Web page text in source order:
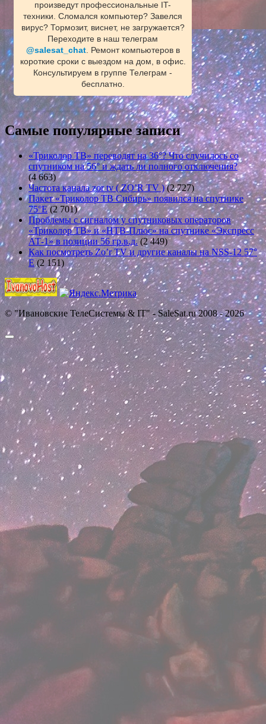
произведут профессиональные IT-
техники. Сломался компьютер? Завелся
вирус? Тормозит, виснет, не загружается?
Переходите в наш телеграм
@salesat_chat. Ремонт компьютеров в
короткие сроки с выездом на дом, в офис.
Консультируем в группе Телеграм -
бесплатно.
Самые популярные записи
«Триколор ТВ» переводят на 36°? Что случилось со
спутником на 56° и ждать ли полного отключения?
(4 663)
Частота канала zor tv ( ZO’R TV ) (2 727)
Пакет «Триколор ТВ Сибирь» появился на спутнике
75°E (2 701)
Проблемы с сигналом у спутниковых операторов
«Триколор ТВ» и «НТВ-Плюс» на спутнике «Экспресс
АТ-1» в позиции 56 гр.в.д. (2 449)
Как посмотреть Zo’r TV и другие каналы на NSS-12 57°
E (2 151)
© "Ивановские ТелеСистемы & IT" - SaleSat.ru 2008 - 2026
Прокрутить
вверх